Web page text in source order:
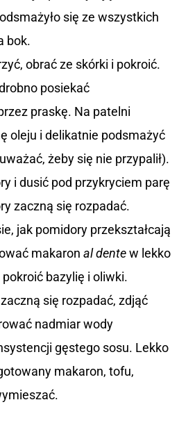
się ze wszystkich
bok.
obrać ze skórki i pokroić.
posiekać
praskę. Na patelni
oleju i delikatnie podsmażyć
żeby się nie przypalił).
i dusić pod przykryciem parę
zaczną się rozpadać.
jak pomidory przekształcają
makaron al dentew lekko
bazylię i oliwki.
się rozpadać, zdjąć
nadmiar wody
gęstego sosu. Lekko
makaron, tofu,